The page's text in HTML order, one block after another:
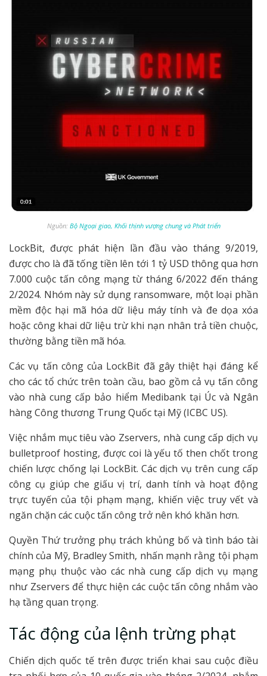
Nguồn: Bộ Ngoại giao, Khối thịnh vượng chung và Phát triển
LockBit, được phát hiện lần đầu vào tháng 9/2019,
được cho là đã tống tiền lên tới 1 tỷ USD thông qua hơn
7.000 cuộc tấn công mạng từ tháng 6/2022 đến tháng
2/2024. Nhóm này sử dụng ransomware, một loại phần
mềm độc hại mã hóa dữ liệu máy tính và đe dọa xóa
hoặc công khai dữ liệu trừ khi nạn nhân trả tiền chuộc,
thường bằng tiền mã hóa.
Các vụ tấn công của LockBit đã gây thiệt hại đáng kể
cho các tổ chức trên toàn cầu, bao gồm cả vụ tấn công
vào nhà cung cấp bảo hiểm Medibank tại Úc và Ngân
hàng Công thương Trung Quốc tại Mỹ (ICBC US).
Việc nhắm mục tiêu vào Zservers, nhà cung cấp dịch vụ
bulletproof hosting, được coi là yếu tố then chốt trong
chiến lược chống lại LockBit. Các dịch vụ trên cung cấp
công cụ giúp che giấu vị trí, danh tính và hoạt động
trực tuyến của tội phạm mạng, khiến việc truy vết và
ngăn chặn các cuộc tấn công trở nên khó khăn hơn.
Quyền Thứ trưởng phụ trách khủng bố và tình báo tài
chính của Mỹ, Bradley Smith, nhấn mạnh rằng tội phạm
mạng phụ thuộc vào các nhà cung cấp dịch vụ mạng
như Zservers để thực hiện các cuộc tấn công nhắm vào
hạ tầng quan trọng.
Tác động của lệnh trừng phạt
Chiến dịch quốc tế trên được triển khai sau cuộc điều